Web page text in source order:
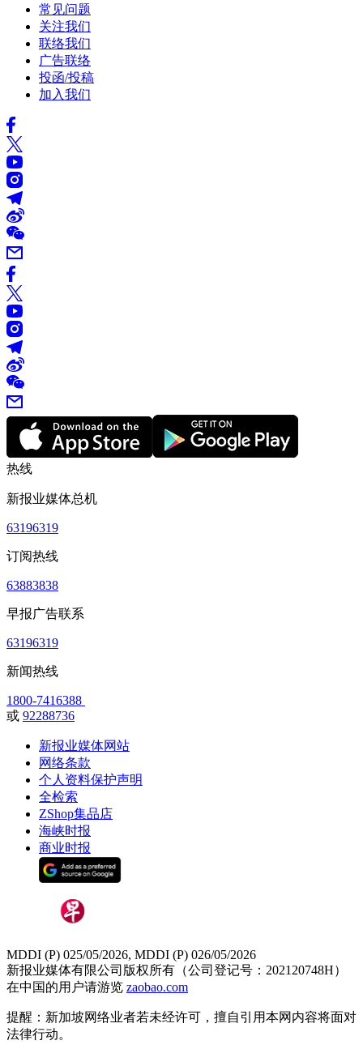
常见问题
关注我们
联络我们
广告联络
投函/投稿
加入我们
热线
新报业媒体总机
63196319
订阅热线
63883838
早报广告联系
63196319
新闻热线
1800-7416388
或 92288736
新报业媒体网站
网络条款
个人资料保护声明
全检索
ZShop集品店
海峡时报
商业时报
MDDI (P) 025/05/2026, MDDI (P) 026/05/2026
新报业媒体有限公司版权所有（公司登记号：202120748H）
在中国的用户请游览 zaobao.com
提醒：新加坡网络业者若未经许可，擅自引用本网内容将面对
法律行动。